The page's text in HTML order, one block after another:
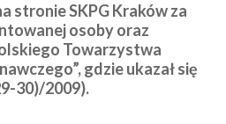
stronie SKPG Kraków za
osoby oraz
Towarzystwa
gdzie ukazał się
30)/2009).